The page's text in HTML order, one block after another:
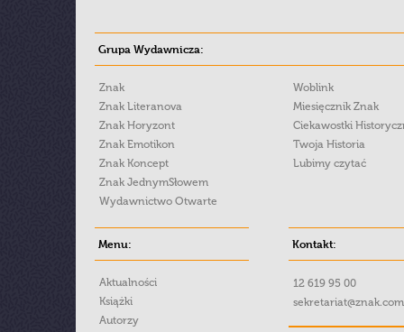
Grupa Wydawnicza:
Znak
Znak Literanova
Znak Horyzont
Znak Emotikon
Znak Koncept
Znak JednymSłowem
Wydawnictwo Otwarte
Woblink
Miesięcznik Znak
Ciekawostki
Twoja Historia
Lubimy czytać
Menu:
Aktualności
Książki
Autorzy
Kontakt:
12 619 95 00